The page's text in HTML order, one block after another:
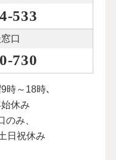
533
口
730
時～18時､
休み
のみ、
日祝休み